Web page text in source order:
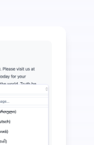
безкоштовної
перетворення
ментальні